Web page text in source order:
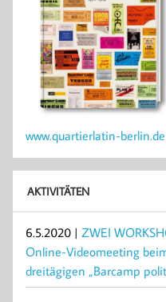
www.quartierlatin-berlin.de
AKTIVITÄTEN
6.5.2020 | ZWEI
Online-Videomeeting
dreitägigen „Barcamp